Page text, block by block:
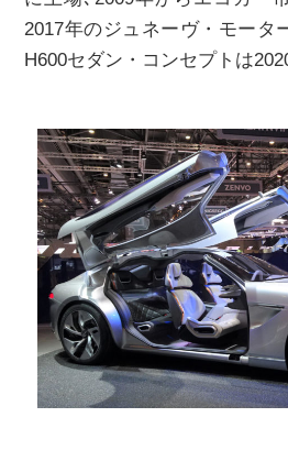
2017年のジュネーヴ・モータ
H600セダン・コンセプトは